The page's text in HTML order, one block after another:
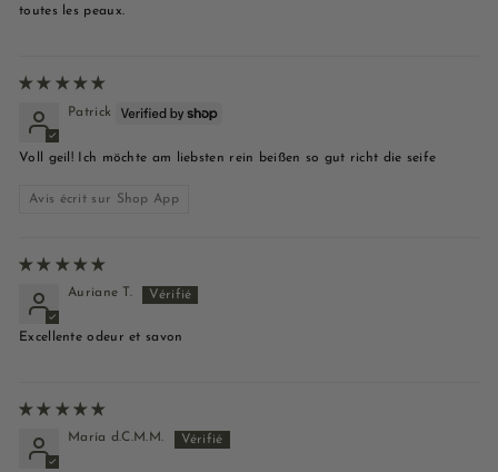
toutes les peaux.
Patrick
Voll geil! Ich möchte am liebsten rein beißen so gut richt die seife
Avis écrit sur Shop App
Auriane T.
Excellente odeur et savon
María d.C.M.M.